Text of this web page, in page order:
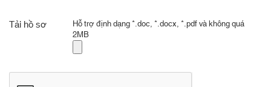
Tải hồ sơ Hỗ trợ định dạng *.doc, *.docx, *.pdf và không quá
2MB